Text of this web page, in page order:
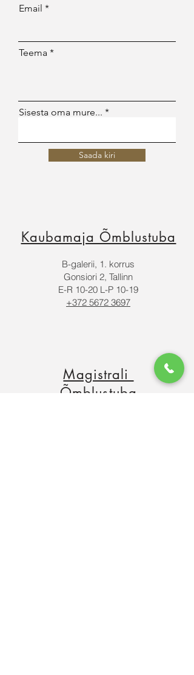
Email
Teema
Sisesta oma mure...
Saada kiri
Kaubamaja Õmblustuba
B-galerii, 1. korrus
Gonsiori 2, Tallinn
E-R 10-20 L-P 10-19
+372 5672 3697
Magistrali
Õmblustuba